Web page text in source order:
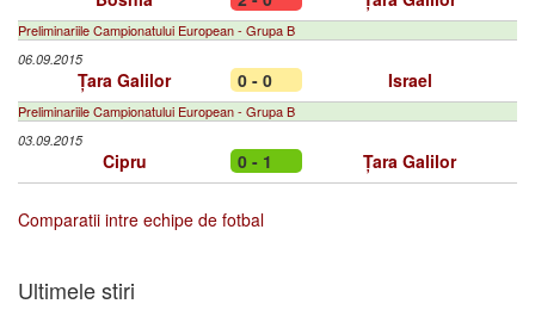
Preliminariile Campionatului European - Grupa B
06.09.2015
Țara Galilor 0 - 0 Israel
Preliminariile Campionatului European - Grupa B
03.09.2015
Cipru 0 - 1 Țara Galilor
Comparatii intre echipe de fotbal
Ultimele stiri